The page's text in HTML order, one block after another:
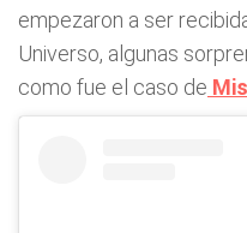
empezaron a ser
Universo, algunas
como fue el caso de